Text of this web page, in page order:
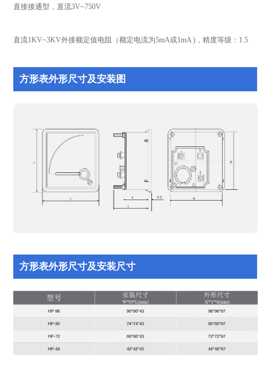
直接接通型，直流3V~750V
直流1KV~3KV外接额定值电阻（额定电流为5mA或1mA )，精度等级：1.5
方形表外形尺寸及安装图
方形表外形尺寸及安装尺寸